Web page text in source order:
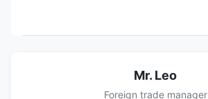
Mr. Leo
Foreign trade manager